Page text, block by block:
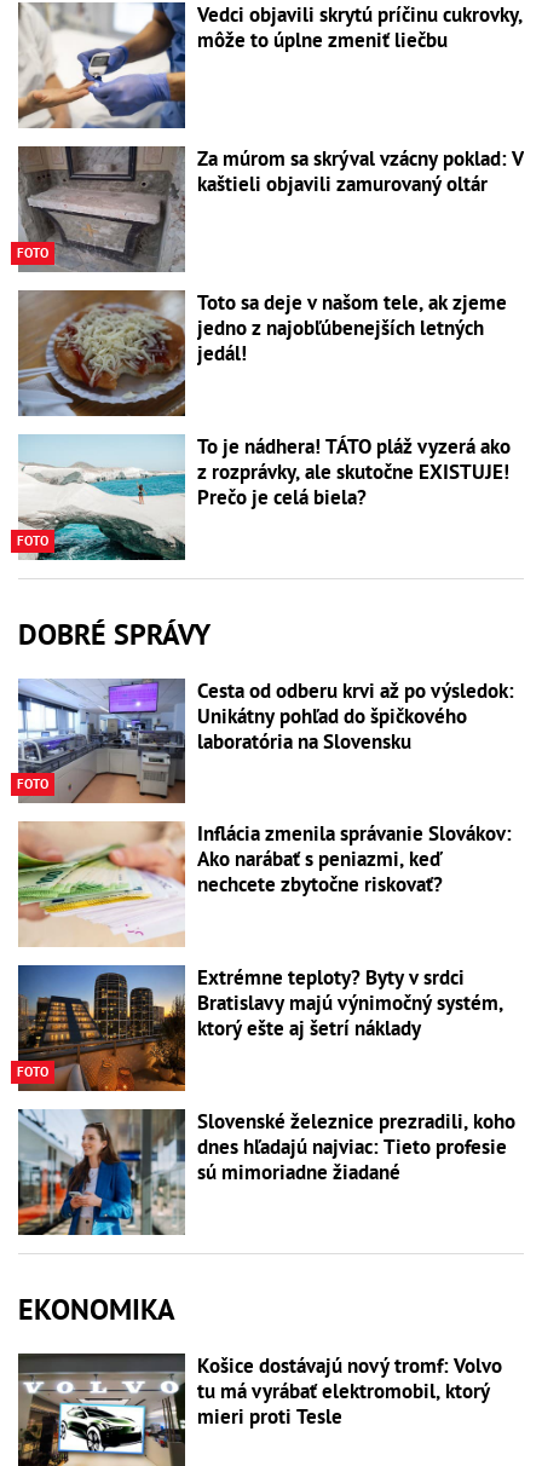
Vedci objavili skrytú príčinu cukrovky,
môže to úplne zmeniť liečbu
FOTO
Za múrom sa skrýval vzácny poklad: V
kaštieli objavili zamurovaný oltár
Toto sa deje v našom tele, ak zjeme
jedno z najobľúbenejších letných
jedál!
FOTO
To je nádhera! TÁTO pláž vyzerá ako
z rozprávky, ale skutočne EXISTUJE!
Prečo je celá biela?
DOBRÉ SPRÁVY
FOTO
Cesta od odberu krvi až po výsledok:
Unikátny pohľad do špičkového
laboratória na Slovensku
Inflácia zmenila správanie Slovákov:
Ako narábať s peniazmi, keď
nechcete zbytočne riskovať?
FOTO
Extrémne teploty? Byty v srdci
Bratislavy majú výnimočný systém,
ktorý ešte aj šetrí náklady
Slovenské železnice prezradili, koho
dnes hľadajú najviac: Tieto profesie
sú mimoriadne žiadané
EKONOMIKA
Košice dostávajú nový tromf: Volvo
tu má vyrábať elektromobil, ktorý
mieri proti Tesle